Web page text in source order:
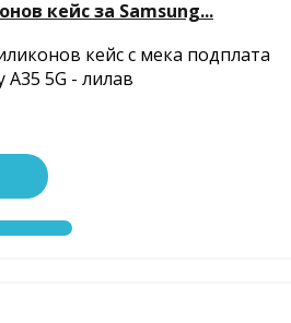
кейс за Samsung...
кейс с мека подплата
A35 5G - лилав